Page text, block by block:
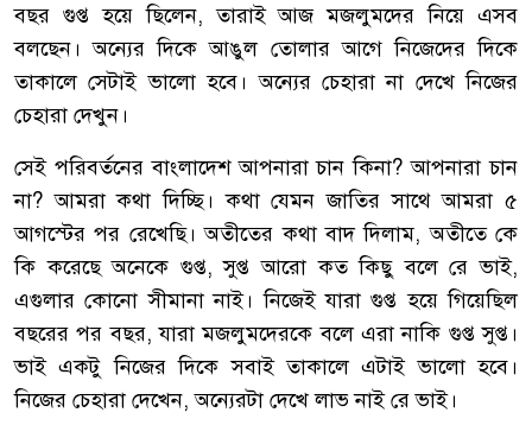
বছর গুপ্ত হয়ে ছিলেন, তারাই আজ মজলুমদের নিয়ে এসব
বলছেন। অন্যের দিকে আঙুল তোলার আগে নিজেদের দিকে
তাকালে সেটাই ভালো হবে। অন্যের চেহারা না দেখে নিজের
চেহারা দেখুন।
সেই পরিবর্তনের বাংলাদেশ আপনারা চান কিনা? আপনারা চান
না? আমরা কথা দিচ্ছি। কথা যেমন জাতির সাথে আমরা ৫
আগস্টের পর রেখেছি। অতীতের কথা বাদ দিলাম, অতীতে কে
কি করেছে অনেকে গুপ্ত, সুপ্ত আরো কত কিছু বলে রে ভাই,
এগুলার কোনো সীমানা নাই। নিজেই যারা গুপ্ত হয়ে গিয়েছিল
বছরের পর বছর, যারা মজলুমদেরকে বলে এরা নাকি গুপ্ত সুপ্ত।
ভাই একটু নিজের দিকে সবাই তাকালে এটাই ভালো হবে।
নিজের চেহারা দেখেন, অন্যেরটা দেখে লাভ নাই রে ভাই।